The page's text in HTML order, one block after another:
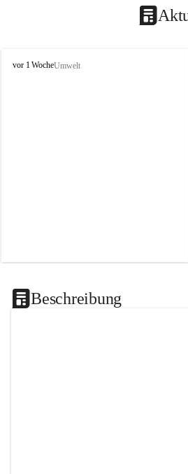
V
vor 1 WocheUmwelt
Beschreibung